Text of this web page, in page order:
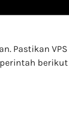
Pastikan VPS
berikut